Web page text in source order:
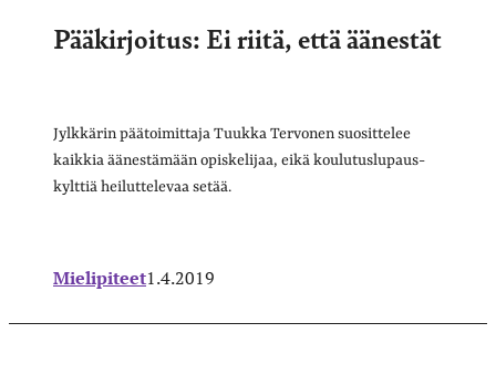
Pääkirjoitus: Ei riitä, että äänestät
Jylkkärin päätoimittaja Tuukka Tervonen suosittelee
kaikkia äänestämään opiskelijaa, eikä koulutuslupaus-
kylttiä heiluttelevaa setää.
Mielipiteet1.4.2019